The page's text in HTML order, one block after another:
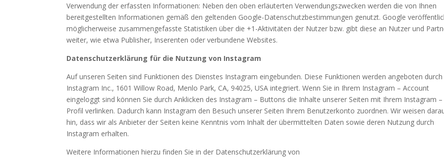
Verwendung der erfassten Informationen: Neben den oben erläuterten Verwendungszwecken werden die von Ihnen
bereitgestellten Informationen gemäß den geltenden Google-Datenschutzbestimmungen genutzt. Google
möglicherweise zusammengefasste Statistiken über die +1-Aktivitäten der Nutzer bzw. gibt diese an Nutzer und
weiter, wie etwa Publisher, Inserenten oder verbundene Websites.
Datenschutzerklärung für die Nutzung von Instagram
Auf unseren Seiten sind Funktionen des Dienstes Instagram eingebunden. Diese Funktionen werden angeboten durch
Instagram Inc., 1601 Willow Road, Menlo Park, CA, 94025, USA integriert. Wenn Sie in Ihrem Instagram – Account
eingeloggt sind können Sie durch Anklicken des Instagram – Buttons die Inhalte unserer Seiten mit Ihrem Instagram –
Profil verlinken. Dadurch kann Instagram den Besuch unserer Seiten Ihrem Benutzerkonto zuordnen. Wir weisen
hin, dass wir als Anbieter der Seiten keine Kenntnis vom Inhalt der übermittelten Daten sowie deren Nutzung durch
Instagram erhalten.
Weitere Informationen hierzu finden Sie in der Datenschutzerklärung von